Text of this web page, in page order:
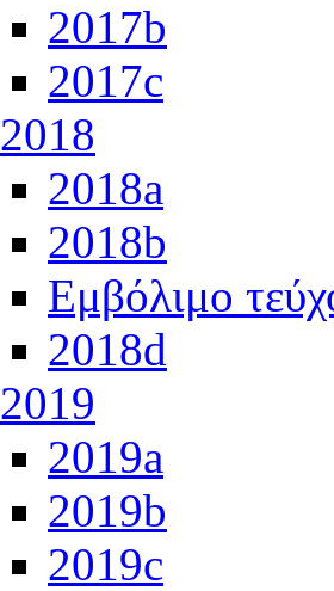
2017b
2017c
2018
2018a
2018b
Εμβόλιμο
2018d
2019
2019a
2019b
2019c